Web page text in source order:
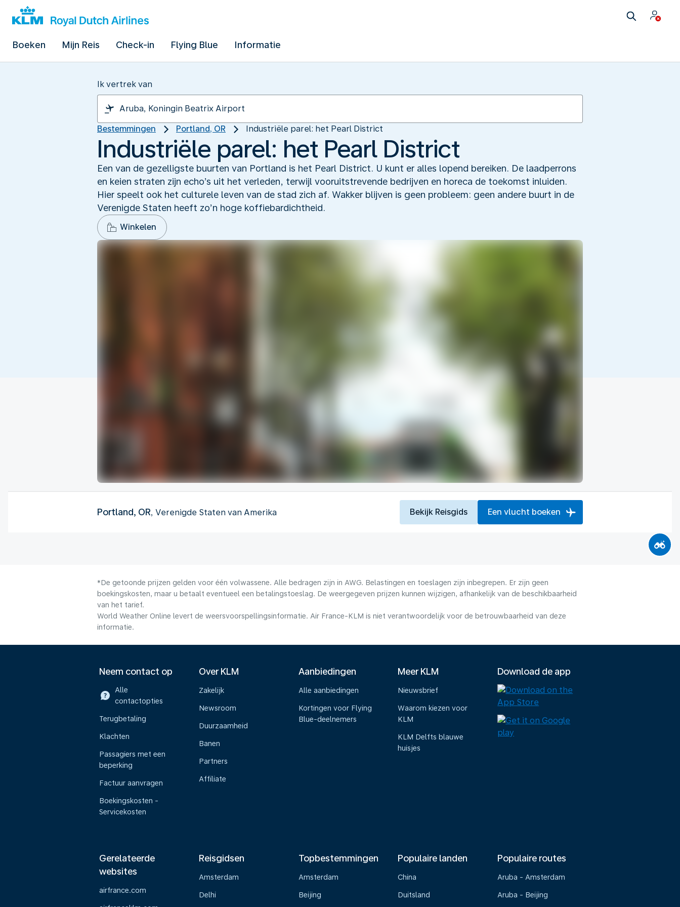
Boeken Mijn Reis Check-in Flying Blue Informatie
Ik vertrek van
Bestemmingen Portland, OR Industriële parel: het Pearl District
Industriële parel: het Pearl District
Een van de gezelligste buurten van Portland is het Pearl District. U kunt er alles lopend bereiken. De laadperrons
en keien straten zijn echo’s uit het verleden, terwijl vooruitstrevende bedrijven en horeca de toekomst inluiden.
Hier speelt ook het culturele leven van de stad zich af. Wakker blijven is geen probleem: geen andere buurt in de
Verenigde Staten heeft zo’n hoge koffiebardichtheid.
Winkelen
Portland, OR, Verenigde Staten van Amerika Bekijk Reisgids Een vlucht boeken
*De getoonde prijzen gelden voor één volwassene. Alle bedragen zijn in AWG. Belastingen en toeslagen zijn inbegrepen. Er zijn geen
boekingskosten, maar u betaalt eventueel een betalingstoeslag. De weergegeven prijzen kunnen wijzigen, afhankelijk van de beschikbaarheid
van het tarief.
World Weather Online levert de weersvoorspellingsinformatie. Air France-KLM is niet verantwoordelijk voor de betrouwbaarheid van deze
informatie.
Neem contact op
Alle
contactopties
Terugbetaling
Klachten
Passagiers met een
beperking
Factuur aanvragen
Boekingskosten -
Servicekosten
Over KLM
Zakelijk
Newsroom
Duurzaamheid
Banen
Partners
Affiliate
Aanbiedingen
Alle aanbiedingen
Kortingen voor Flying
Blue-deelnemers
Meer KLM
Nieuwsbrief
Waarom kiezen voor
KLM
KLM Delfts blauwe
huisjes
Download de app
Gerelateerde
websites
airfrance.com
Reisgidsen
Amsterdam
Delhi
Topbestemmingen
Amsterdam
Beijing
Populaire landen
China
Duitsland
Populaire routes
Aruba - Amsterdam
Aruba - Beijing